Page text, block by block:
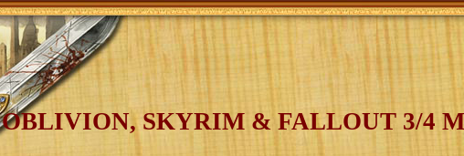
OBLIVION, SKYRIM & FALLOUT 3/4